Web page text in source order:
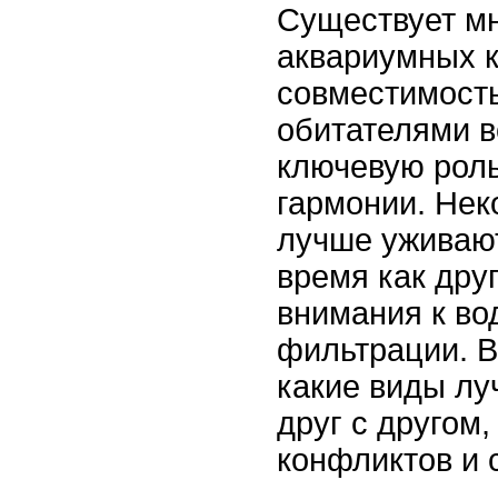
Существует
аквариумных
обитателями
ключевую
гармонии.
лучше
время как
внимания к
фильтрации.
какие виды
друг с
конфликтов и